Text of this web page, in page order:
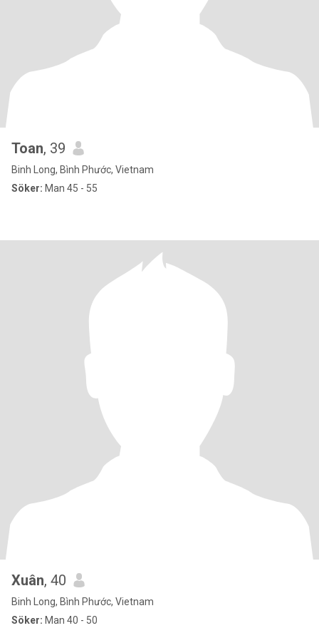
Toan, 39
Binh Long, Bình Phước, Vietnam
Söker: Man 45 - 55
Xuân, 40
Binh Long, Bình Phước, Vietnam
Söker: Man 40 - 50